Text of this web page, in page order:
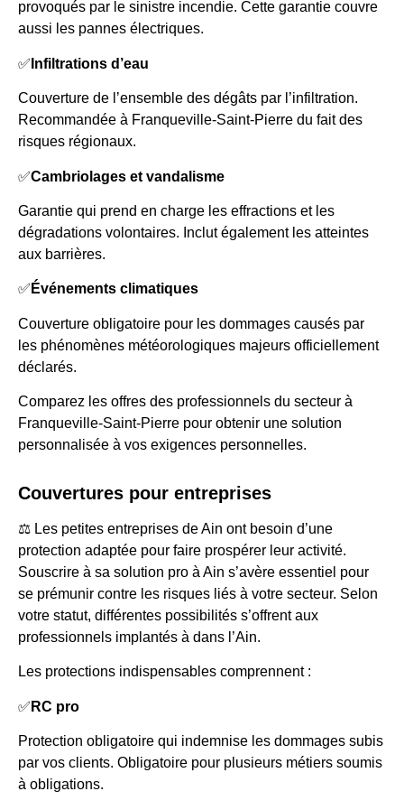
provoqués par le sinistre incendie. Cette garantie couvre
aussi les pannes électriques.
✅ Infiltrations d’eau
Couverture de l’ensemble des dégâts par l’infiltration.
Recommandée à Franqueville-Saint-Pierre du fait des
risques régionaux.
✅Cambriolages et vandalisme
Garantie qui prend en charge les effractions et les
dégradations volontaires. Inclut également les atteintes
aux barrières.
✅ Événements climatiques
Couverture obligatoire pour les dommages causés par
les phénomènes météorologiques majeurs officiellement
déclarés.
Comparez les offres des professionnels du secteur à
Franqueville-Saint-Pierre pour obtenir une solution
personnalisée à vos exigences personnelles.
Couvertures pour entreprises
⚖️ Les petites entreprises de Ain ont besoin d’une
protection adaptée pour faire prospérer leur activité.
Souscrire à sa solution pro à Ain s’avère essentiel pour
se prémunir contre les risques liés à votre secteur. Selon
votre statut, différentes possibilités s’offrent aux
professionnels implantés à dans l’Ain.
Les protections indispensables comprennent :
✅ RC pro
Protection obligatoire qui indemnise les dommages subis
par vos clients. Obligatoire pour plusieurs métiers soumis
à obligations.